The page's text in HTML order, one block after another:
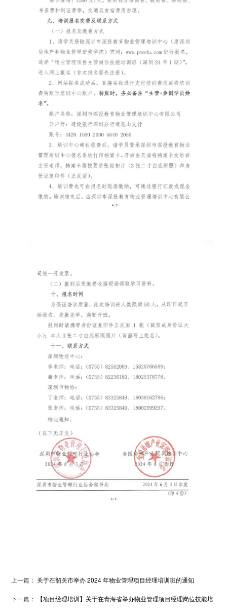
上一篇： 关于在韶关市举办 2024 年物业管理项目经理培训班的通知
下一篇：
【项目经理培训】关于在青海省举办物业管理项目经理岗位技能培